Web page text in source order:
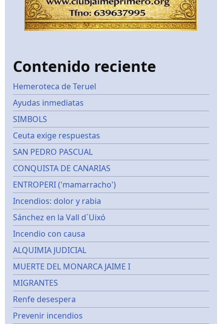
Contenido reciente
Hemeroteca de Teruel
Ayudas inmediatas
SIMBOLS
Ceuta exige respuestas
SAN PEDRO PASCUAL
CONQUISTA DE CANARIAS
ENTROPERI ('mamarracho')
Incendios: dolor y rabia
Sánchez en la Vall d´Uixó
Incendio con causa
ALQUIMIA JUDICIAL
MUERTE DEL MONARCA JAIME I
MIGRANTES
Renfe desespera
Prevenir incendios